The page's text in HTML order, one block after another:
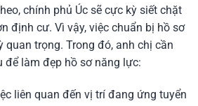
chính phủ Úc sẽ cực kỳ siết chặt
định cư. Vì vậy, việc chuẩn bị hồ sơ
quan trọng. Trong đó, anh chị cần
để làm đẹp hồ sơ năng lực:
liên quan đến vị trí đang ứng tuyển